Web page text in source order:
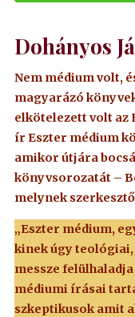
Dohányos
Nem médium volt,
magyarázó
elkötelezett volt az
ír Eszter médium
amikor útjára
könyvsorozatát –
melynek
„Eszter médium,
kinek úgy
messze
médiumi írásai
szkeptikusok amit